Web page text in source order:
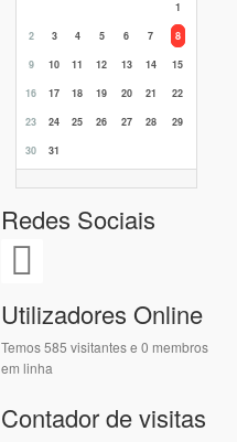
1
2
3 4 5 6 7
8
9
10 11 12 13 14
15
16
17 18 19 20 21
22
23
24 25 26 27 28
29
30
31
Redes Sociais
Utilizadores Online
Temos 585 visitantes e 0 membros
em linha
Contador de visitas